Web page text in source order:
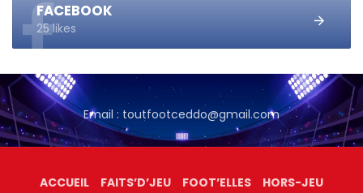
FACEBOOK
25 likes
Email : toutfootceddo@gmail.com
ACCUEIL FAITS’D’JEU FOOT’ELLES
HORS-JEU